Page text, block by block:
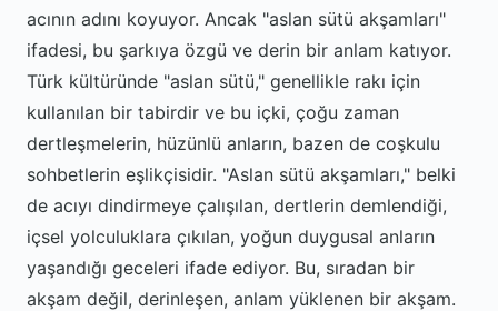
acının adını koyuyor. Ancak "aslan sütü akşamları"
ifadesi, bu şarkıya özgü ve derin bir anlam katıyor.
Türk kültüründe "aslan sütü," genellikle rakı için
kullanılan bir tabirdir ve bu içki, çoğu zaman
dertleşmelerin, hüzünlü anların, bazen de coşkulu
sohbetlerin eşlikçisidir. "Aslan sütü akşamları," belki
de acıyı dindirmeye çalışılan, dertlerin demlendiği,
içsel yolculuklara çıkılan, yoğun duygusal anların
yaşandığı geceleri ifade ediyor. Bu, sıradan bir
akşam değil, derinleşen, anlam yüklenen bir akşam.